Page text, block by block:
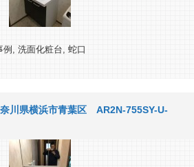
例 , 洗面化粧台, 蛇口
川県横浜市青葉区 AR2N-755SY-U-